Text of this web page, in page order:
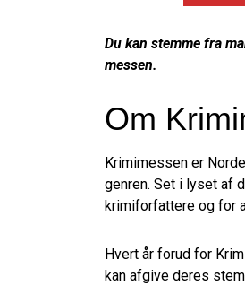
Du kan stemme fra
messen.
Om
Krimimessen er
genren. Set i lyset af
krimiforfattere og for
Hvert år forud for
kan afgive deres